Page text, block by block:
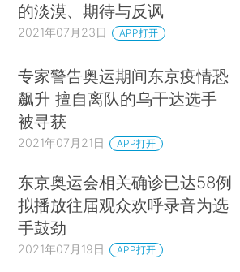
的淡漠、期待与反讽
2021年07月23日 APP打开
专家警告奥运期间东京疫情恐
飙升 擅自离队的乌干达选手
被寻获
2021年07月21日 APP打开
东京奥运会相关确诊已达58例
拟播放往届观众欢呼录音为选
手鼓劲
2021年07月19日 APP打开